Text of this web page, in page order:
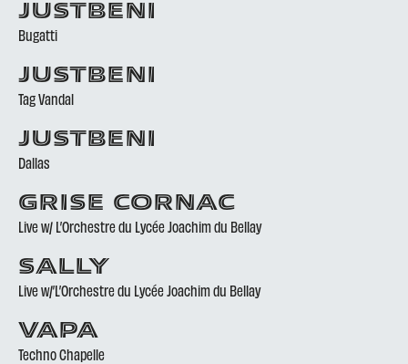
JUSTBENI
Bugatti
JUSTBENI
Tag Vandal
JUSTBENI
Dallas
GRISE CORNAC
Live w/ L’Orchestre du Lycée Joachim du Bellay
SALLY
Live w/’L’Orchestre du Lycée Joachim du Bellay
VAPA
Techno Chapelle